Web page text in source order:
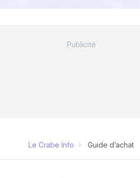
Le Crabe Info Guide d’achat